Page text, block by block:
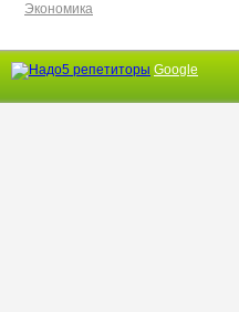
Экономика
Google